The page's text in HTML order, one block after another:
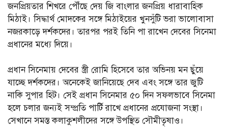
জনপ্রিয়তার শিখরে পৌঁছে দেয় জি বাংলার জনপ্রিয় ধারাবাহিক
মিঠাই। সিদ্ধার্থ মোদকের সঙ্গে মিঠাইয়ের খুনসুঁটি ভরা ভালোবাসা
নজরকাড়ে দর্শকদের। তারপর পরই তিনি পা রাখেন দেবের সিনেমা
প্রধানের মধ্যে দিয়ে।
প্রধান সিনেমায় দেবের স্ত্রী রোমি হিসেবে তার অভিনয় মন ছুঁয়ে
যাচ্ছে দর্শকদের। অনেকেই জানিয়েছে দেব এবং সঙ্গে তার জুটি
নাকি সুপার হিট। সেই প্রধান সিনেমার ৫০ দিন সফলভাবে সিনেমা
হলে চলার জন্যই সম্প্রতি পার্টি রাখে প্রধানের প্রযোজনা সংস্থা।
সেখানে সমস্ত কলাকুশলীদের সঙ্গে উপস্থিত সৌমীতৃষাও।